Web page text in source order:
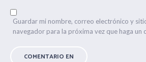
Guardar mi nombre, correo electrónico y
navegador para la próxima vez que haga un